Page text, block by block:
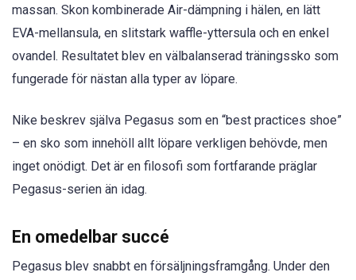
massan. Skon kombinerade Air-dämpning i hälen, en lätt
EVA-mellansula, en slitstark waffle-yttersula och en enkel
ovandel. Resultatet blev en välbalanserad träningssko som
fungerade för nästan alla typer av löpare.
Nike beskrev själva Pegasus som en “best practices shoe”
– en sko som innehöll allt löpare verkligen behövde, men
inget onödigt. Det är en filosofi som fortfarande präglar
Pegasus-serien än idag.
En omedelbar succé
Pegasus blev snabbt en försäljningsframgång. Under den